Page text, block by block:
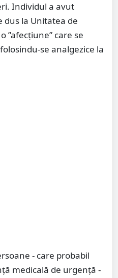
Individul a avut
dus la Unitatea de
”afecțiune” care se
se analgezice la
- care probabil
medicală de urgență -